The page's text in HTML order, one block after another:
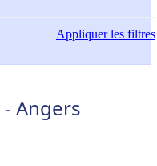
Appliquerles filtres
Angers